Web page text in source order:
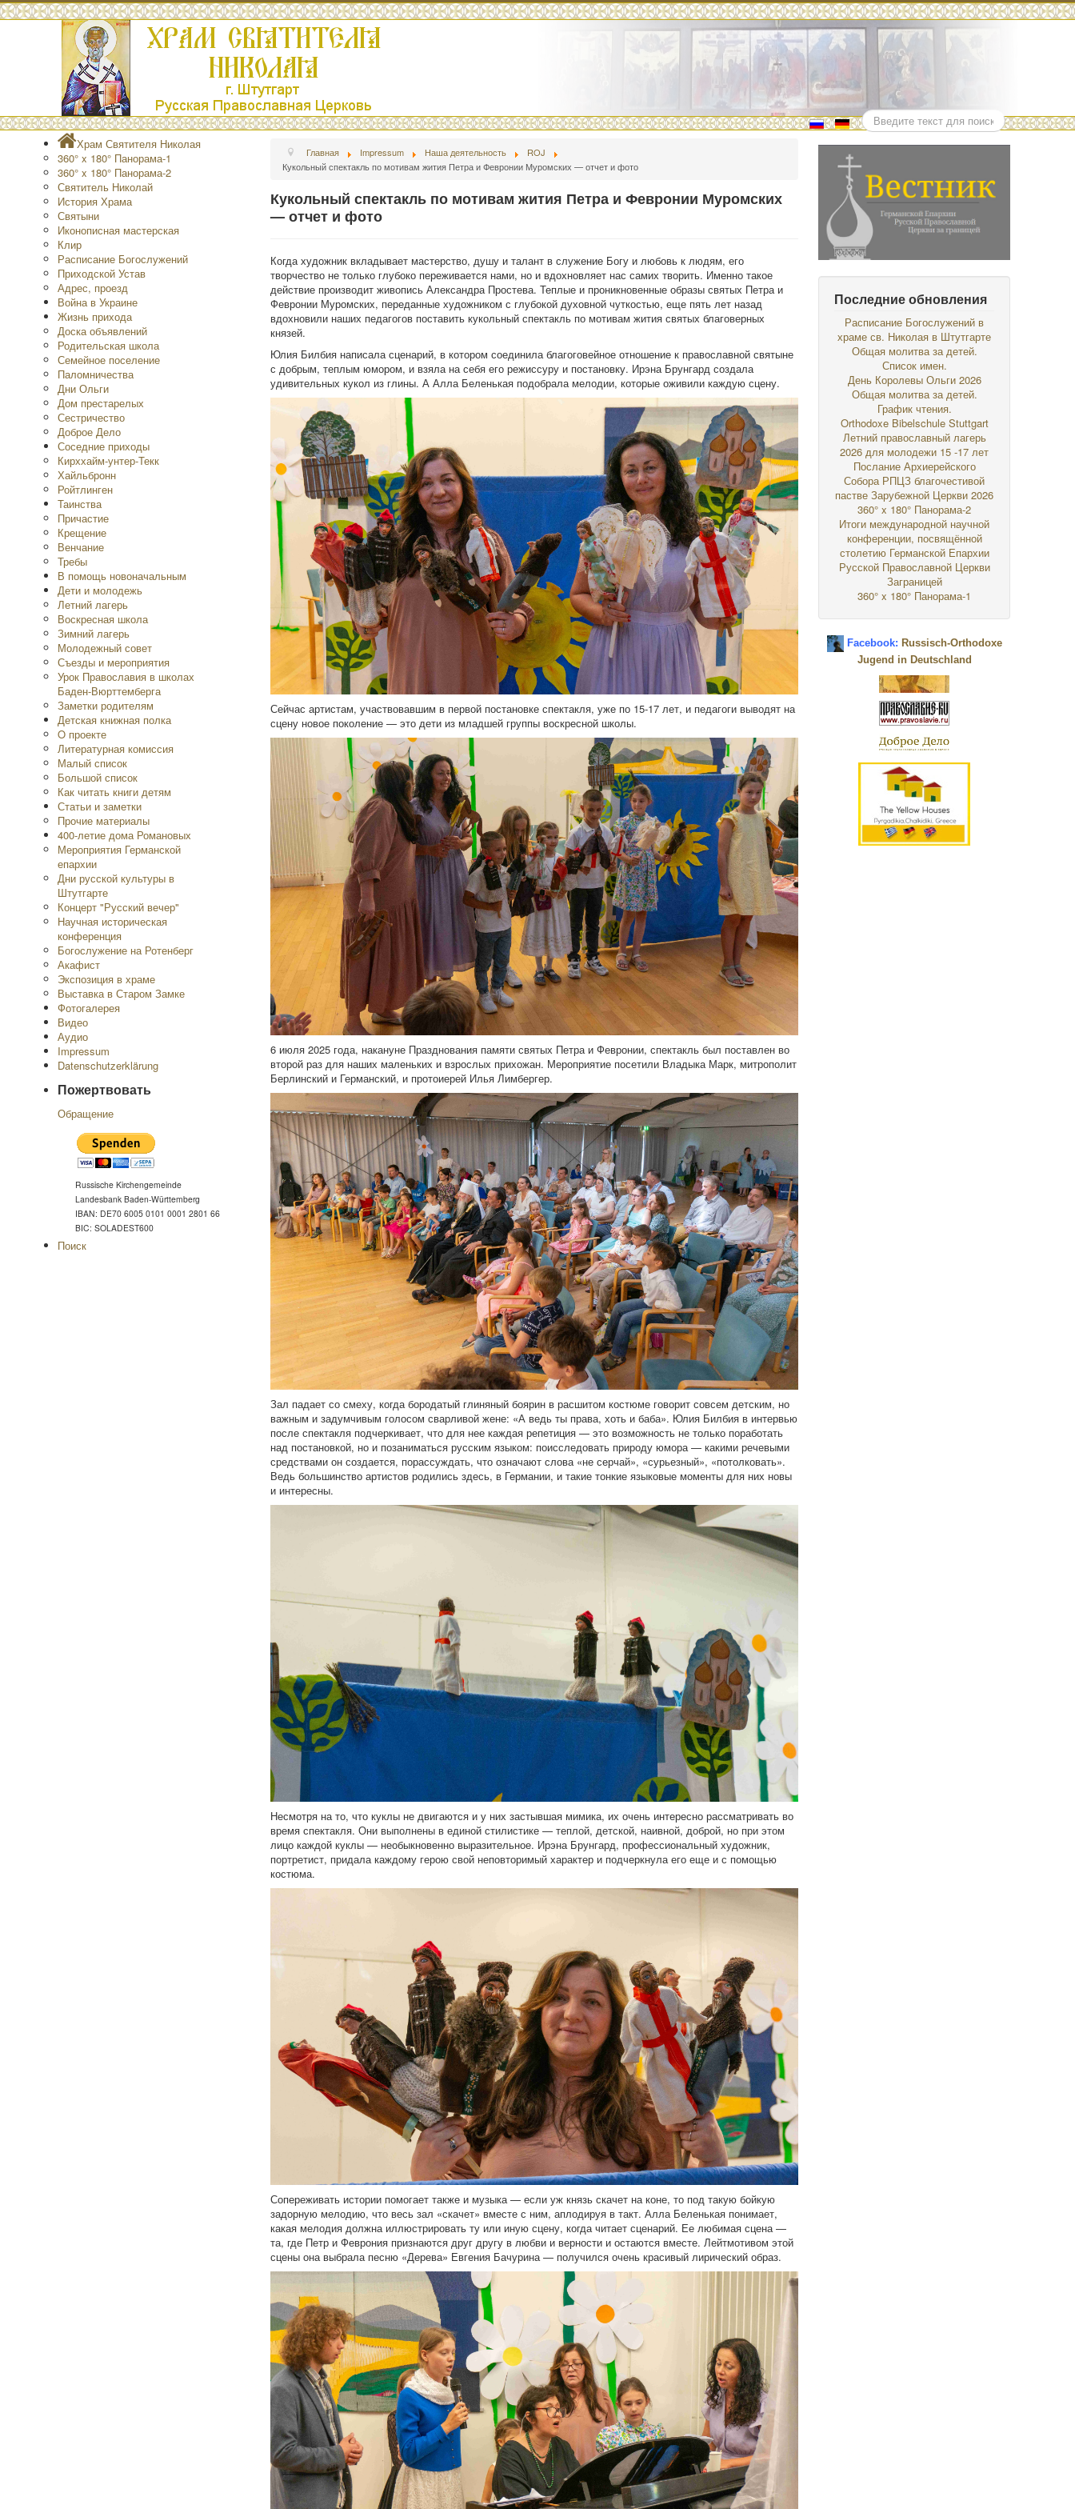
Поиск
Храм Святителя Николая
360° x 180° Панорама-1
360° x 180° Панорама-2
Святитель Николай
История Храма
Святыни
Иконописная мастерская
Клир
Расписание Богослужений
Приходской Устав
Адрес, проезд
Война в Украине
Жизнь прихода
Доска объявлений
Родительская школа
Семейное поселение
Паломничества
Дни Ольги
Дом престарелых
Сестричество
Доброе Дело
Соседние приходы
Кирххайм-унтер-Текк
Хайльбронн
Ройтлинген
Таинства
Причастие
Крещение
Венчание
Требы
В помощь новоначальным
Дети и молодежь
Летний лагерь
Воскресная школа
Зимний лагерь
Молодежный совет
Съезды и мероприятия
Урок Православия в школах
Баден-Вюрттемберга
Заметки родителям
Детская книжная полка
O проекте
Литературная комиссия
Малый список
Большой список
Как читать книги детям
Статьи и заметки
Прочие материалы
400-летие дома Романовых
Мероприятия Германской
епархии
Дни русской культуры в
Штутгарте
Концерт "Русский вечер"
Научная историческая
конференция
Богослужение на Ротенберг
Акафист
Экспозиция в храме
Выставка в Старом Замке
Фотогалерея
Видео
Аудио
Impressum
Datenschutzerklärung
Пожертвовать
Обращение
Russische Kirchengemeinde
Landesbank Baden-Württemberg
IBAN: DE70 6005 0101 0001 2801 66
BIC: SOLADEST600
Поиск
Главная Impressum Наша деятельность
ROJ
Кукольный спектакль по мотивам жития Петра и Февронии Муромских — отчет и фото
Кукольный спектакль по мотивам жития Петра и Февронии Муромских
— отчет и фото
Когда художник вкладывает мастерство, душу и талант в служение Богу и любовь к людям, его
творчество не только глубоко переживается нами, но и вдохновляет нас самих творить. Именно такое
действие производит живопись Александра Простева. Теплые и проникновенные образы святых Петра и
Февронии Муромских, переданные художником с глубокой духовной чуткостью, еще пять лет назад
вдохновили наших педагогов поставить кукольный спектакль по мотивам жития святых благоверных
князей.
Юлия Билбия написала сценарий, в котором соединила благоговейное отношение к православной святыне
с добрым, теплым юмором, и взяла на себя его режиссуру и постановку. Ирэна Брунгард создала
удивительных кукол из глины. А Алла Беленькая подобрала мелодии, которые оживили каждую сцену.
Сейчас артистам, участвовавшим в первой постановке спектакля, уже по 15-17 лет, и педагоги выводят на
сцену новое поколение — это дети из младшей группы воскресной школы.
6 июля 2025 года, накануне Празднования памяти святых Петра и Февронии, спектакль был поставлен во
второй раз для наших маленьких и взрослых прихожан. Мероприятие посетили Владыка Марк, митрополит
Берлинский и Германский, и протоиерей Илья Лимбергер.
Зал падает со смеху, когда бородатый глиняный боярин в расшитом костюме говорит совсем детским, но
важным и задумчивым голосом сварливой жене: «А ведь ты права, хоть и баба». Юлия Билбия в интервью
после спектакля подчеркивает, что для нее каждая репетиция — это возможность не только поработать
над постановкой, но и позаниматься русским языком: поисследовать природу юмора — какими речевыми
средствами он создается, порассуждать, что означают слова «не серчай», «сурьезный», «потолковать».
Ведь большинство артистов родились здесь, в Германии, и такие тонкие языковые моменты для них новы
и интересны.
Несмотря на то, что куклы не двигаются и у них застывшая мимика, их очень интересно рассматривать во
время спектакля. Они выполнены в единой стилистике — теплой, детской, наивной, доброй, но при этом
лицо каждой куклы — необыкновенно выразительное. Ирэна Брунгард, профессиональный художник,
портретист, придала каждому герою свой неповторимый характер и подчеркнула его еще и с помощью
костюма.
Сопереживать истории помогает также и музыка — если уж князь скачет на коне, то под такую бойкую
задорную мелодию, что весь зал «скачет» вместе с ним, аплодируя в такт. Алла Беленькая понимает,
какая мелодия должна иллюстрировать ту или иную сцену, когда читает сценарий. Ее любимая сцена —
та, где Петр и Феврония признаются друг другу в любви и верности и остаются вместе. Лейтмотивом этой
сцены она выбрала песню «Дерева» Евгения Бачурина — получился очень красивый лирический образ.
Последние обновления
Расписание Богослужений в
храме св. Николая в Штутгарте
Общая молитва за детей.
Список имен.
День Королевы Ольги 2026
Общая молитва за детей.
График чтения.
Orthodoxe Bibelschule Stuttgart
Летний православный лагерь
2026 для молодежи 15 -17 лет
Послание Архиерейского
Собора РПЦЗ благочестивой
пастве Зарубежной Церкви 2026
360° x 180° Панорама-2
Итоги международной научной
конференции, посвящённой
столетию Германской Епархии
Русской Православной Церкви
Заграницей
360° x 180° Панорама-1
Facebook: Russisch-Orthodoxe
Jugend in Deutschland